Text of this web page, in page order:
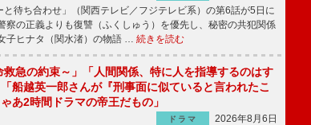
待ち合わせ」（関西テレビ／フジテレビ系）の第6話が5日に
の正義よりも復讐（ふくしゅう）を優先し、秘密の共犯関係
子ヒナタ（関水渚）の物語 … 続きを読む
救急の約束～」「人間関係、特に人を指導するのはす
船越英一郎さんが『刑事面に似ていると言われたこ
あ2時間ドラマの帝王だもの」
ドラマ
2026年8月6日